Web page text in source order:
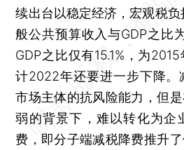
续出台以稳定经济，宏观税
般公共预算收入与GDP之比
GDP之比仅有15.1%，为
计2022年还要进一步下降。
市场主体的抗风险能力，但
弱的背景下，难以转化为企
费，即分子端减税降费推升